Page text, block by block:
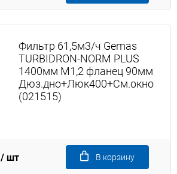
Фильтр 61,5м3/ч Gemas
TURBIDRON-NORM PLUS
1400мм М1,2 фланец 90мм
Дюз.дно+Люк400+См.окно
(021515)
/ шт В корзину